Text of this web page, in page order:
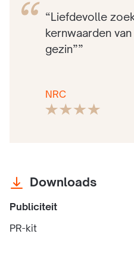
Downloads
Publiciteit
PR-kit
“Liefdevolle
kernwaarden
gezin””
NRC